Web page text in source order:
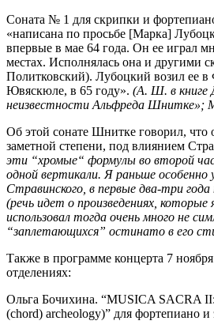
Соната № 1 для скрипки и
«написана по просьбе [Марка]
впервые в мае 64 года. Он ее играл
местах. Исполнялась она и другими
Политковский). Лубоцкий возил ее
Ювяскюле, в 65 году». (А. Ш. в книге
неизвестности Альфреда Шнитке»;
Об этой сонате Шнитке говорил, что
заметной степени, под влиянием
эти “хромые“ формулы во второй
одной вертикали. Я раньше особенно
Стравинского, в первые два-три года
(речь идет о произведениях, которые
использовал тогда очень много не
“заплетающихся” остинато в его
Также в программе концерта 7
отделениях:
Ольга Бочихина. “MUSICA SACRA
(chord) archeology)” для фортепиано и